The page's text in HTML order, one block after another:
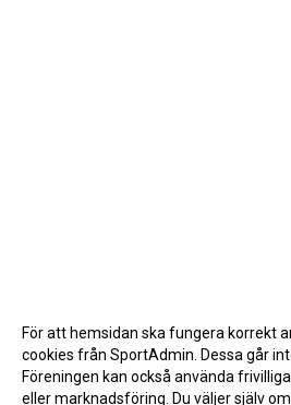
För att hemsidan ska fungera korrekt
cookies från SportAdmin. Dessa går
Föreningen kan också använda
eller marknadsföring. Du väljer själv